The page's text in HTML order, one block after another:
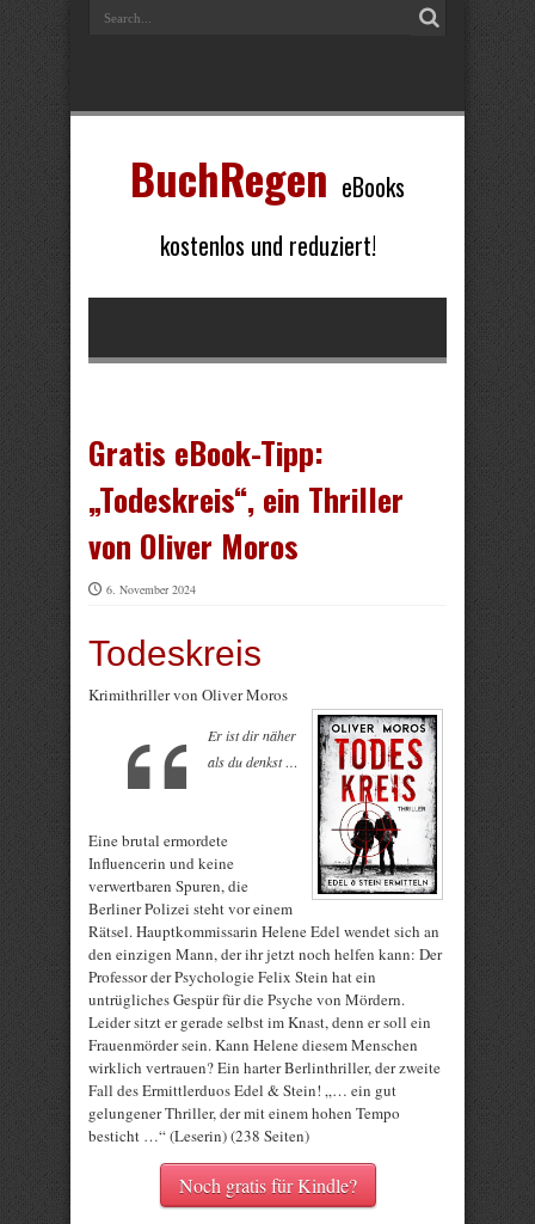
BuchRegen eBooks
kostenlos und reduziert!
Gratis eBook-Tipp:
„Todeskreis“, ein Thriller
von Oliver Moros
6. November 2024
Todeskreis
Krimithriller von Oliver Moros
Er ist dir näher
als du denkst …
Eine brutal ermordete
Influencerin und keine
verwertbaren Spuren, die
Berliner Polizei steht vor einem
Rätsel. Hauptkommissarin Helene Edel wendet sich an
den einzigen Mann, der ihr jetzt noch helfen kann: Der
Professor der Psychologie Felix Stein hat ein
untrügliches Gespür für die Psyche von Mördern.
Leider sitzt er gerade selbst im Knast, denn er soll ein
Frauenmörder sein. Kann Helene diesem Menschen
wirklich vertrauen? Ein harter Berlinthriller, der zweite
Fall des Ermittlerduos Edel & Stein! „… ein gut
gelungener Thriller, der mit einem hohen Tempo
besticht …“ (Leserin) (238 Seiten)
Noch gratis für Kindle?